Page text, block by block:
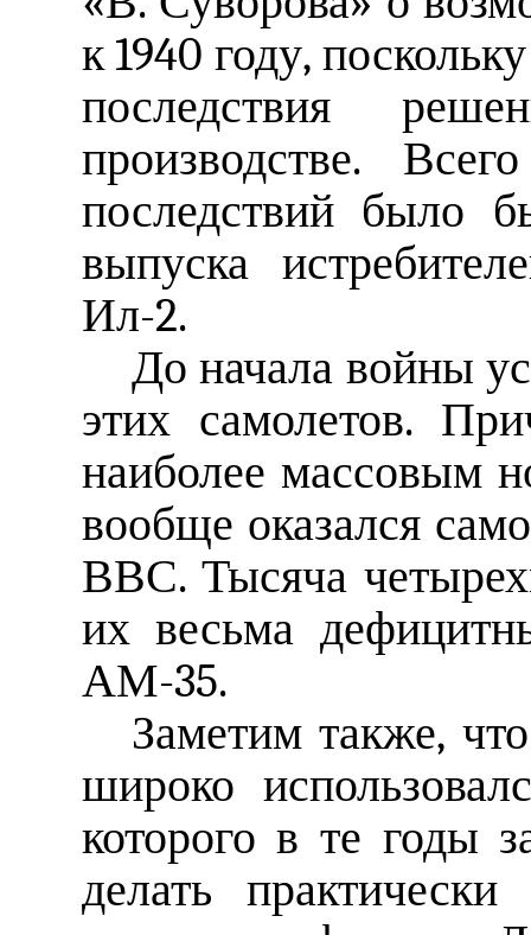
к 1940 году,
последствия
производстве.
последствий было
выпуска
Ил-2.
До начала войны
этих самолетов.
наиболее массовым
вообще оказался
ВВС. Тысяча
их весьма
АМ-35.
Заметим также,
широко
которого в те годы
делать